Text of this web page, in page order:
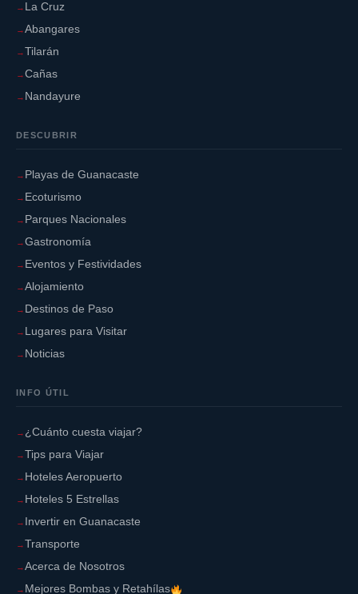
La Cruz
Abangares
Tilarán
Cañas
Nandayure
DESCUBRIR
Playas de Guanacaste
Ecoturismo
Parques Nacionales
Gastronomía
Eventos y Festividades
Alojamiento
Destinos de Paso
Lugares para Visitar
Noticias
INFO ÚTIL
¿Cuánto cuesta viajar?
Tips para Viajar
Hoteles Aeropuerto
Hoteles 5 Estrellas
Invertir en Guanacaste
Transporte
Acerca de Nosotros
Mejores Bombas y Retahílas